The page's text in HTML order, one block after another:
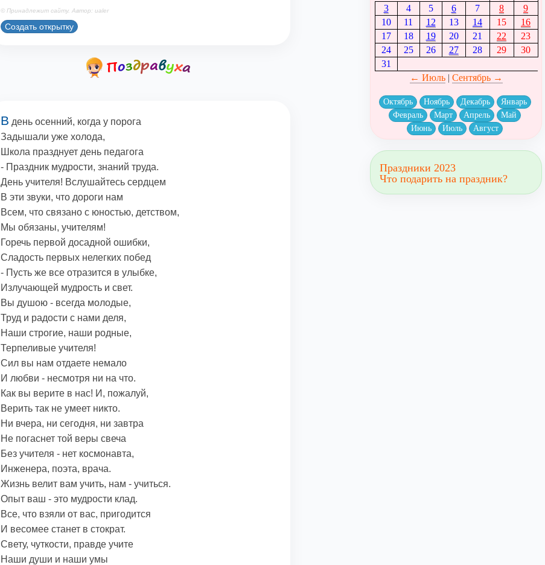
© Принадлежит сайту. Автор: ualer
Создать открытку
В день осенний, когда у порога
Задышали уже холода,
Школа празднует день педагога
- Праздник мудрости, знаний труда.
День учителя! Вслушайтесь сердцем
В эти звуки, что дороги нам
Всем, что связано с юностью, детством,
Мы обязаны, учителям!
Горечь первой досадной ошибки,
Сладость первых нелегких побед
- Пусть же все отразится в улыбке,
Излучающей мудрость и свет.
Вы душою - всегда молодые,
Труд и радости с нами деля,
Наши строгие, наши родные,
Терпеливые учителя!
Сил вы нам отдаете немало
И любви - несмотря ни на что.
Как вы верите в нас! И, пожалуй,
Верить так не умеет никто.
Ни вчера, ни сегодня, ни завтра
Не погаснет той веры свеча
Без учителя - нет космонавта,
Инженера, поэта, врача.
Жизнь велит вам учить, нам - учиться.
Опыт ваш - это мудрости клад.
Все, что взяли от вас, пригодится
И весомее станет в стократ.
Свету, чуткости, правде учите
Наши души и наши умы
3
4 5 6 7 8
9
10
11 12 13 14 15
16
17
18 19 20 21 22
23
24
25 26 27 28 29
30
31
← Июль| Сентябрь →
Октябрь Ноябрь Декабрь
Январь
Февраль
Март Апрель
Май
Июнь
Июль Август
Праздники 2023
Что подарить на праздник?